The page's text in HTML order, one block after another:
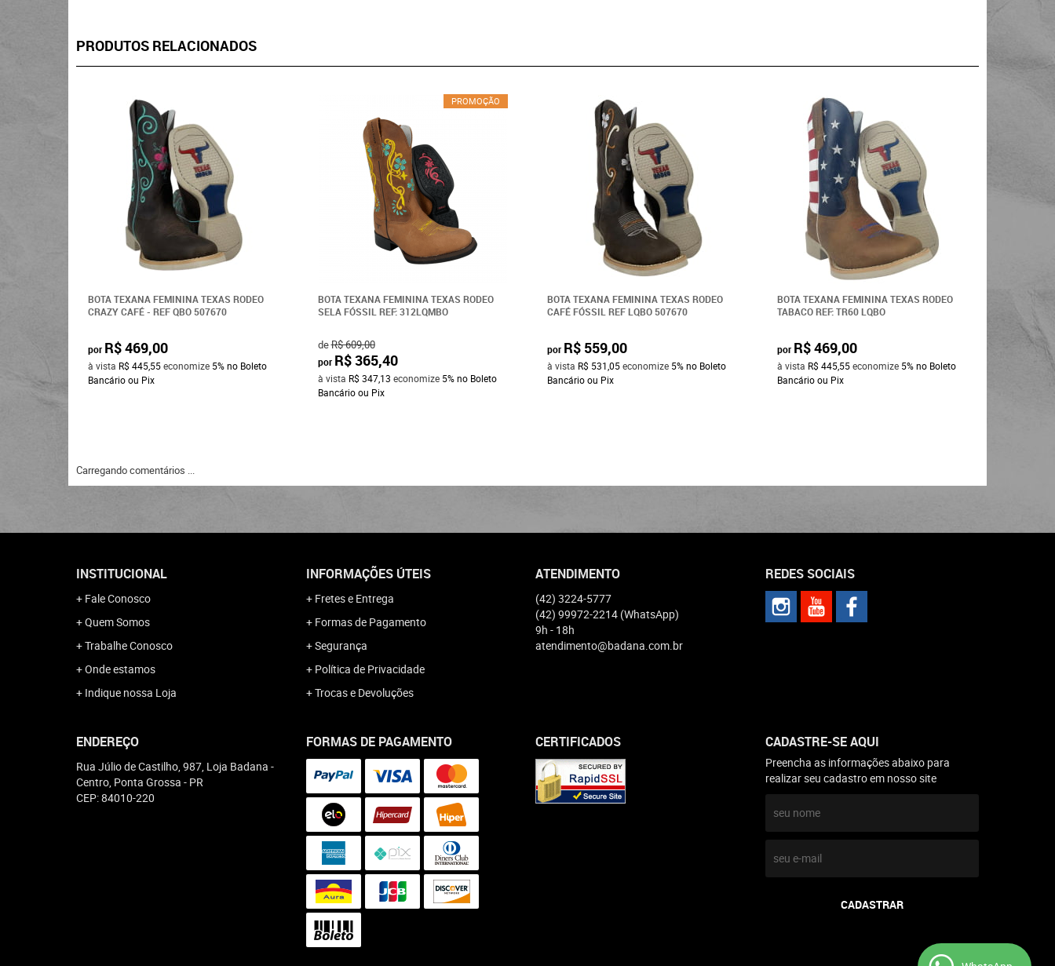
PRODUTOS RELACIONADOS
BOTA TEXANA FEMININA TEXAS RODEO
CRAZY CAFÉ - REF QBO 507670
por R$ 469,00
à vista R$ 445,55economize 5%no Boleto
Bancário ou Pix
PROMOÇÃO
BOTA TEXANA FEMININA TEXAS RODEO
SELA FÓSSIL REF: 312LQMBO
deR$ 609,00
por R$ 365,40
à vista R$ 347,13 economize 5% no Boleto
Bancário ou Pix
BOTA TEXANA FEMININA TEXAS RODEO
CAFÉ FÓSSIL REF LQBO 507670
por R$ 559,00
à vista R$ 531,05economize 5%no Boleto
Bancário ou Pix
BOTA TEXANA FEMININA TEXAS RODEO
TABACO REF: TR60 LQBO
por R$ 469,00
à vista R$ 445,55economize 5% no Boleto
Bancário ou Pix
R$
R$
Carregando comentários ...
INSTITUCIONAL
Fale Conosco
Quem Somos
Trabalhe Conosco
Onde estamos
Indique nossa Loja
INFORMAÇÕES ÚTEIS
Fretes e Entrega
Formas de Pagamento
Segurança
Política de Privacidade
Trocas e Devoluções
ATENDIMENTO
(42) 3224-5777
(42) 99972-2214 (WhatsApp)
9h - 18h
atendimento@badana.com.br
REDES SOCIAIS
ENDEREÇO
Rua Júlio de Castilho, 987, Loja Badana -
Centro, Ponta Grossa - PR
CEP: 84010-220
FORMAS DE PAGAMENTO CERTIFICADOS CADASTRE-SE AQUI
Preencha as informações abaixo para
realizar seu cadastro em nosso site
CADASTRAR